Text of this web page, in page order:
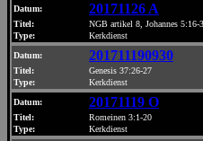
Datum: 20171126 A
Titel:
NGB artikel 8, Johannes 5:16-
Type:
Kerkdienst
Datum: 201711190930
Titel:
Genesis 37:26-27
Type:
Kerkdienst
Datum: 20171119 O
Titel:
Romeinen 3:1-20
Type:
Kerkdienst